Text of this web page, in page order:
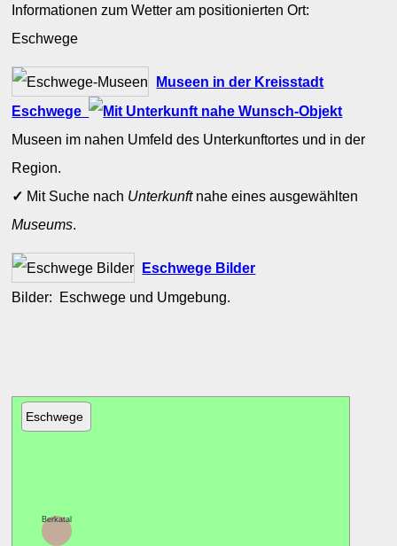
Informationen zum Wetter am positionierten Ort:
Eschwege
Museen in der Kreisstadt
Eschwege
Museen im nahen Umfeld des Unterkunftortes und in der
Region.
✓ Mit Suche nach Unterkunftnahe eines ausgewählten
Museums.
Eschwege Bilder
Bilder: Eschwege und Umgebung.
Eschwege
Berkatal